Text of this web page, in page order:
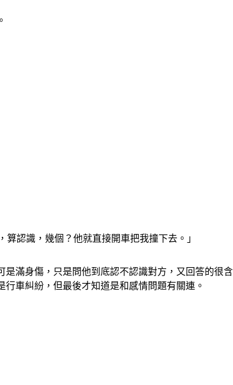
認識，幾個？他就直接開車把我撞下去。」
滿身傷，只是問他到底認不認識對方，又回答的很
車糾紛，但最後才知道是和感情問題有關連。